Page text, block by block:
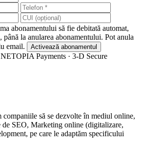
abonamentului să fie debitată automat,
până la anularea abonamentului. Pot anula
email.
Activează abonamentul
Payments · 3-D Secure
companiile să se dezvolte în mediul online,
SEO, Marketing online (digitalizare,
pe care le adaptăm specificului